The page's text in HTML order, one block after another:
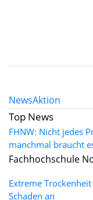
NewsAktion
Top News
FHNW: Nicht jedes
manchmal braucht
Fachhochschule
Extreme
Schaden an